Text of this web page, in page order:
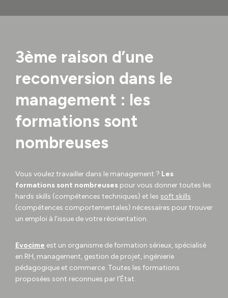
3ème raison d’une
reconversion dans le
management : les
formations sont
nombreuses
Vous voulez travailler dans le management ? Les
formations sont nombreuses pour vous donner toutes les
hards skills (compétences techniques) et les soft skills
(compétences comportementales) nécessaires pour trouver
un emploi à l’issue de votre réorientation.
Evocime est un organisme de formation sérieux, spécialisé
en RH, management, gestion de projet, ingénierie
pédagogique et commerce. Toutes les formations
proposées sont reconnues par l’État.